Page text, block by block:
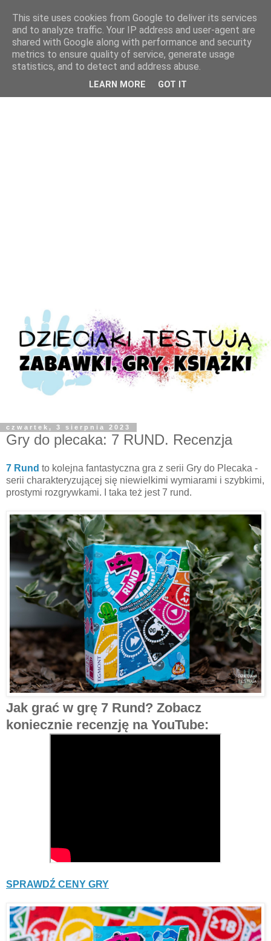
czwartek, 3 sierpnia 2023
Gry do plecaka: 7 RUND. Recenzja
7 Rund to kolejna fantastyczna gra z serii Gry do Plecaka -
serii charakteryzującej się niewielkimi wymiarami i szybkimi,
prostymi rozgrywkami. I taka też jest 7 rund.
Jak grać w grę 7 Rund? Zobacz
koniecznie recenzję na YouTube:
SPRAWDŹ CENY GRY
This site uses cookies from Google to deliver its services
and to analyze traffic. Your IP address and user-agent are
shared with Google along with performance and security
metrics to ensure quality of service, generate usage
statistics, and to detect and address abuse.
LEARN MORE GOT IT